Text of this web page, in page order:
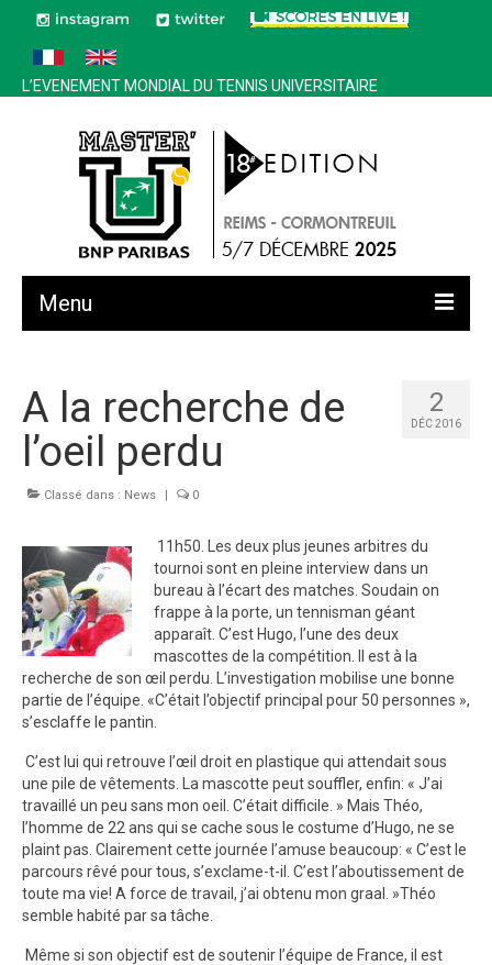
L’EVENEMENT MONDIAL DU TENNIS UNIVERSITAIRE
Menu
Edition 2025
Historique
Palmarès
Photos
Vidéos
2
DÉC 2016
A la recherche de
l’oeil perdu
Classé dans : News | 0
11h50. Les deux plus jeunes arbitres du
tournoi sont en pleine interview dans un
bureau à l’écart des matches. Soudain on
frappe à la porte, un tennisman géant
apparaît. C’est Hugo, l’une des deux
mascottes de la compétition. Il est à la
recherche de son œil perdu. L’investigation mobilise une bonne
partie de l’équipe. «C’était l’objectif principal pour 50 personnes »,
s’esclaffe le pantin.
C’est lui qui retrouve l’œil droit en plastique qui attendait sous
une pile de vêtements. La mascotte peut souffler, enfin: « J’ai
travaillé un peu sans mon oeil. C’était difficile. » Mais Théo,
l’homme de 22 ans qui se cache sous le costume d’Hugo, ne se
plaint pas. Clairement cette journée l’amuse beaucoup: « C’est le
parcours rêvé pour tous, s’exclame-t-il. C’est l’aboutissement de
toute ma vie! A force de travail, j’ai obtenu mon graal. »Théo
semble habité par sa tâche.
Même si son objectif est de soutenir l’équipe de France, il est